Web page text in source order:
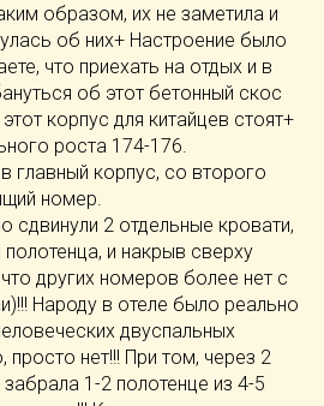
образом, их не заметила и
об них+ Настроение было
что приехать на отдых и в
об этот бетонный скос
корпус для китайцев стоят+
роста 174-176.
главный корпус, со второго
номер.
сдвинули 2 отдельные кровати,
и накрыв сверху
других номеров более нет с
Народу в отеле было реально
двуспальных
просто нет!!! При том, через 2
1-2 полотенце из 4-5